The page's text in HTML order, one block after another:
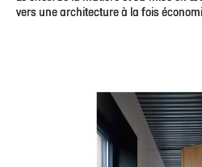
vers une architecture à la fois